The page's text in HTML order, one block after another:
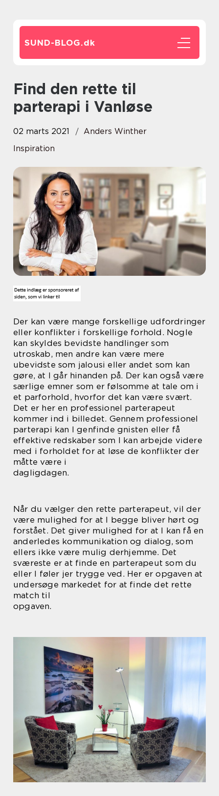
SUND-BLOG.dk
Find den rette til
parterapi i Vanløse
02 marts 2021
Anders Winther
Inspiration
Der kan være mange forskellige udfordringer
eller konflikter i forskellige forhold. Nogle
kan skyldes bevidste handlinger som
utroskab, men andre kan være mere
ubevidste som jalousi eller andet som kan
gøre, at I går hinanden på. Der kan også være
særlige emner som er følsomme at tale om i
et parforhold, hvorfor det kan være svært.
Det er her en professionel parterapeut
kommer ind i billedet. Gennem professionel
parterapi kan I genfinde gnisten eller få
effektive redskaber som I kan arbejde videre
med i forholdet for at løse de konflikter der
måtte være i
dagligdagen.
Når du vælger den rette parterapeut, vil der
være mulighed for at I begge bliver hørt og
forstået. Det giver mulighed for at I kan få en
anderledes kommunikation og dialog, som
ellers ikke være mulig derhjemme. Det
sværeste er at finde en parterapeut som du
eller I føler jer trygge ved. Her er opgaven at
undersøge markedet for at finde det rette
match til
opgaven.